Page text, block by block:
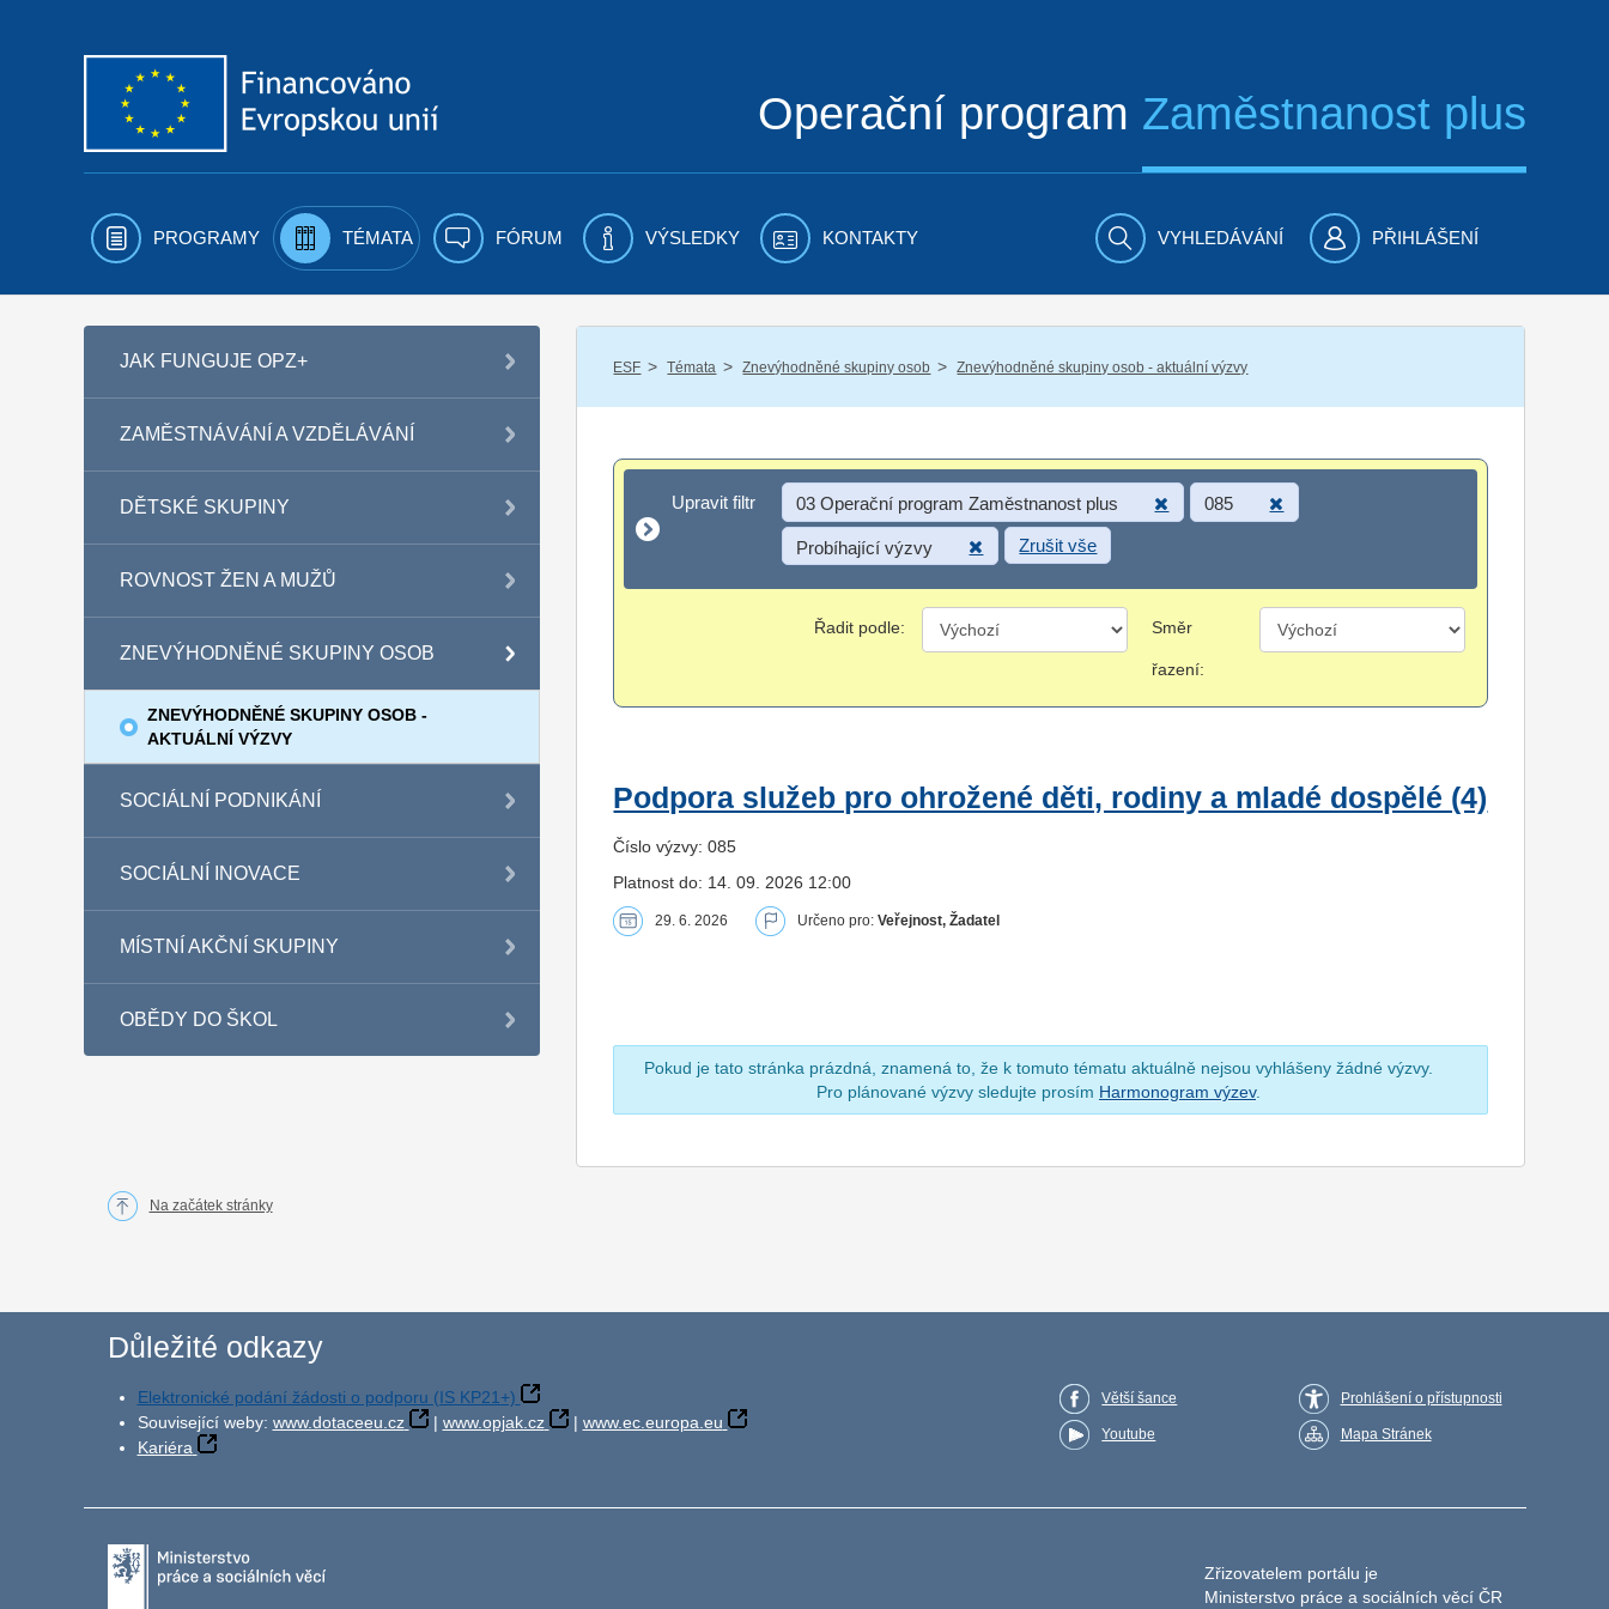
Operační program Zaměstnanost plus
PROGRAMY TÉMATA FÓRUM VÝSLEDKY KONTAKTY VYHLEDÁVÁNÍ PŘIHLÁŠENÍ
JAK FUNGUJE OPZ+
ZAMĚSTNÁVÁNÍ A VZDĚLÁVÁNÍ
DĚTSKÉ SKUPINY
ROVNOST ŽEN A MUŽŮ
ZNEVÝHODNĚNÉ SKUPINY OSOB
ZNEVÝHODNĚNÉ SKUPINY OSOB -
AKTUÁLNÍ VÝZVY
SOCIÁLNÍ PODNIKÁNÍ
SOCIÁLNÍ INOVACE
MÍSTNÍ AKČNÍ SKUPINY
OBĚDY DO ŠKOL
ESF / Témata / Znevýhodněné skupiny osob / Znevýhodněné skupiny osob - aktuální výzvy
Upravit filtr
Upravit filtr 03 Operační program Zaměstnanost plus 085
Probíhající výzvy Zrušit vše
Řadit podle: Směr
řazení:
Podpora služeb pro ohrožené děti, rodiny a mladé dospělé (4)
Číslo výzvy: 085
Platnost do: 14. 09. 2026 12:00
29. 6. 2026 Určeno pro:Veřejnost, Žadatel
Pokud je tato stránka prázdná, znamená to, že k tomuto tématu aktuálně nejsou vyhlášeny žádné výzvy.
Pro plánované výzvy sledujte prosím Harmonogram výzev.
Na začátek stránky
Důležité odkazy
Elektronické podání žádosti o podporu (IS KP21+)
Související weby: www.dotaceeu.cz | www.opjak.cz | www.ec.europa.eu
Kariéra
Větší šance
Youtube
Prohlášení o přístupnosti
Mapa Stránek
Zřizovatelem portálu je
Ministerstvo práce a sociálních věcí ČR